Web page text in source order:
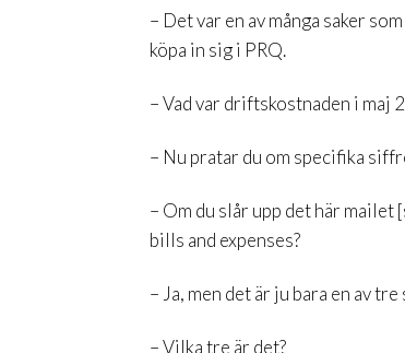
– Det var en av många saker
köpa in sig i PRQ.
– Vad var driftskostnaden i maj
– Nu pratar du om specifika
– Om du slår upp det här
bills and expenses?
– Ja, men det är ju bara en av
– Vilka tre är det?